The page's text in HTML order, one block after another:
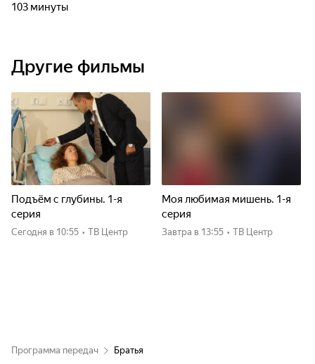
103 минуты
Другие фильмы
Подъём с глубины. 1-я
серия
Сегодня в 10:55 • ТВ Центр
Моя любимая мишень. 1-я
серия
Завтра в 13:55 • ТВ Центр
Программа передач Братья